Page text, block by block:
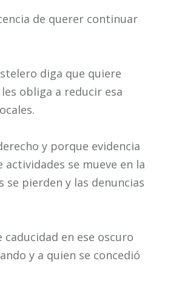
de querer continuar
diga que quiere
obliga a reducir esa
y porque evidencia
se mueve en la
pierden y las denuncias
en ese oscuro
y a quien se concedió